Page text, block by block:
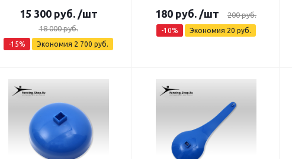
15 300руб. /шт
18 000руб.
-15% Экономия 2 700 руб.
180 руб. /шт 200руб.
-10% Экономия 20 руб.